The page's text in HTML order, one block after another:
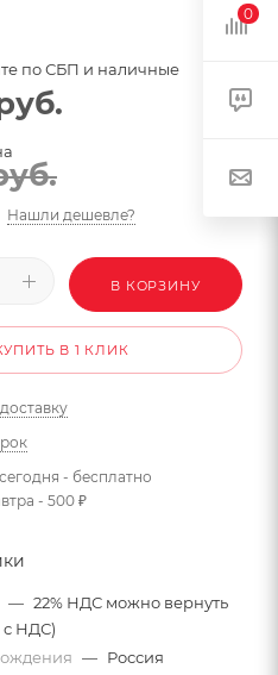
по СБП и наличные
Нашли дешевле?
В КОРЗИНУ
В 1 КЛИК
- бесплатно
- 500 ₽
— 22% НДС можно вернуть
НДС)
— Россия
0